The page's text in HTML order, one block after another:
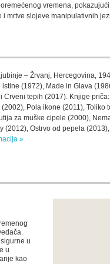
vremena,
mrtve slojeve manipulativnih
– Žrvanj, Hercegovina,
(1972), Made in Glava
Crveni tepih (2017). Knjige
Pola ikone (2011), Toliko
za muške cipele (2000),
(2012), Ostrvo od pepela
»
u
u
kao